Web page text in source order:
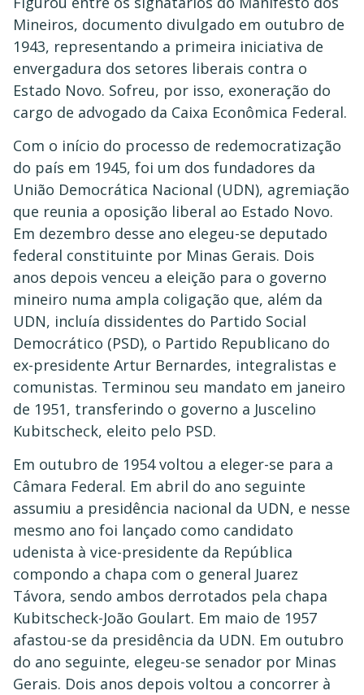
Mineiros, documento divulgado em outubro de
1943, representando a primeira iniciativa de
envergadura dos setores liberais contra o
Estado Novo. Sofreu, por isso, exoneração do
cargo de advogado da Caixa Econômica Federal.
Com o início do processo de redemocratização
do país em 1945, foi um dos fundadores da
União Democrática Nacional (UDN), agremiação
que reunia a oposição liberal ao Estado Novo.
Em dezembro desse ano elegeu-se deputado
federal constituinte por Minas Gerais. Dois
anos depois venceu a eleição para o governo
mineiro numa ampla coligação que, além da
UDN, incluía dissidentes do Partido Social
Democrático (PSD), o Partido Republicano do
ex-presidente Artur Bernardes, integralistas e
comunistas. Terminou seu mandato em janeiro
de 1951, transferindo o governo a Juscelino
Kubitscheck, eleito pelo PSD.
Em outubro de 1954 voltou a eleger-se para a
Câmara Federal. Em abril do ano seguinte
assumiu a presidência nacional da UDN, e nesse
mesmo ano foi lançado como candidato
udenista à vice-presidente da República
compondo a chapa com o general Juarez
Távora, sendo ambos derrotados pela chapa
Kubitscheck-João Goulart. Em maio de 1957
afastou-se da presidência da UDN. Em outubro
do ano seguinte, elegeu-se senador por Minas
Gerais. Dois anos depois voltou a concorrer à